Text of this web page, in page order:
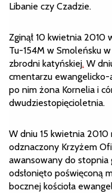
Libanie czy Czadzie.
Zginął 10 kwietnia
Tu-154M w Smoleńsku
zbrodni katyńskiej. W
cmentarzu ewangelicko-
po nim żona Kornelia i
dwudziestopięcioletnia.
W dniu 15 kwietnia 2010
odznaczony Krzyżem
awansowany do stopnia
odsłonięto poświęconą
bocznej kościoła